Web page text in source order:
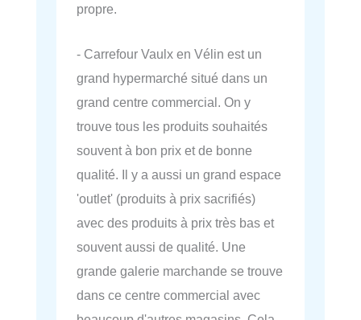
propre.
- Carrefour Vaulx en Vélin est un
grand hypermarché situé dans un
grand centre commercial. On y
trouve tous les produits souhaités
souvent à bon prix et de bonne
qualité. Il y a aussi un grand espace
'outlet' (produits à prix sacrifiés)
avec des produits à prix très bas et
souvent aussi de qualité. Une
grande galerie marchande se trouve
dans ce centre commercial avec